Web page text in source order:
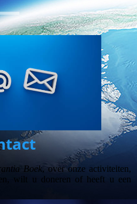
Boek, over onze activiteiten,
wilt u doneren of heeft u een